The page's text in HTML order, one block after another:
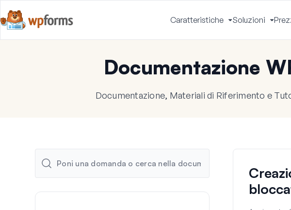
Caratteristiche
Apri
Menu
Soluzioni
Apri
Menu
Documentazione
Documentazione, Materiali di Riferimento e